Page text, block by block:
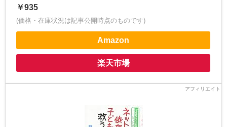
￥935
(価格・在庫状況は記事公開時点のものです)
Amazon
楽天市場